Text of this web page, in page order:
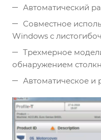
Автоматический
Совместное
Windows с
Трехмерное
обнаружением
Автоматическое и